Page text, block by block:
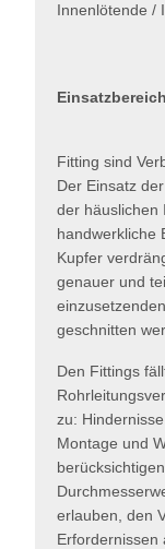
Innenlötende /
Fitting sind
Der Einsatz
der häuslichen
handwerkliche
Kupfer
genauer und
geschnitten
Den Fittings
zu:
Montage und
erlauben, den
Erfordernissen